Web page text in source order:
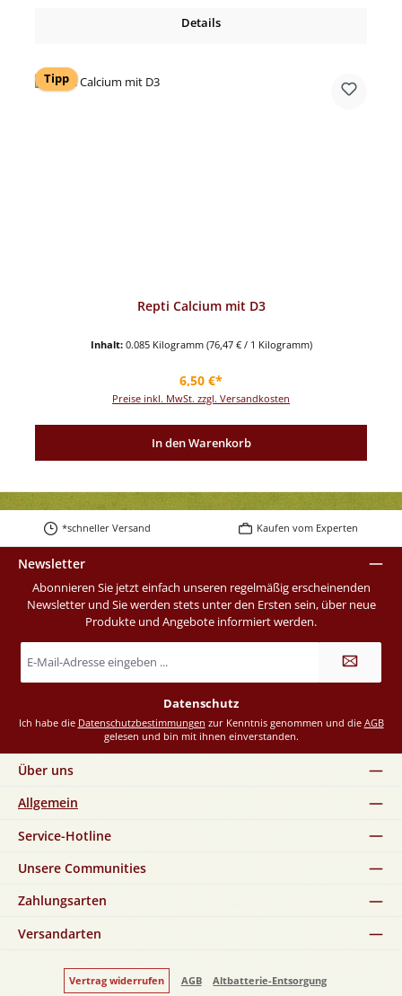
Details
Tipp
Repti Calcium mit D3
Inhalt: 0.085 Kilogramm (76,47 € / 1 Kilogramm)
Regulärer Preis:
6,50 €*
Preise inkl. MwSt. zzgl. Versandkosten
In den Warenkorb
*schneller Versand Kaufen vom Experten
Newsletter
Abonnieren Sie jetzt einfach unseren regelmäßig erscheinenden
Newsletter und Sie werden stets unter den Ersten sein, über neue
Produkte und Angebote informiert werden.
E-
Mail-
Datenschutz
Ich habe die Datenschutzbestimmungen zur Kenntnis genommen und die AGB
gelesen und bin mit ihnen einverstanden.
Über uns
Allgemein
Service-Hotline
Unsere Communities
Zahlungsarten
Versandarten
Vertrag widerrufen AGB
Altbatterie-Entsorgung